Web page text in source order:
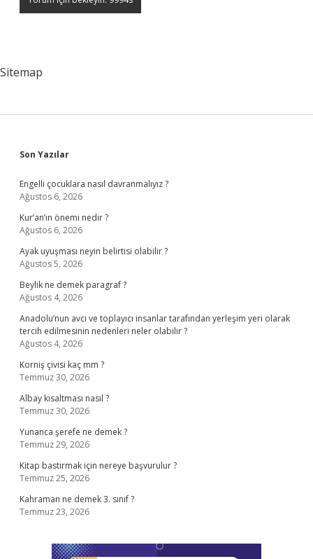
Sitemap
Sidebar
Son Yazılar
Engelli çocuklara nasıl davranmalıyız ?
Ağustos 6, 2026
Kur’an’ın önemi nedir ?
Ağustos 6, 2026
Ayak uyuşması neyin belirtisi olabilir ?
Ağustos 5, 2026
Beylik ne demek paragraf ?
Ağustos 4, 2026
Anadolu’nun avcı ve toplayıcı insanlar tarafından yerleşim yeri olarak
tercih edilmesinin nedenleri neler olabilir ?
Ağustos 4, 2026
Korniş çivisi kaç mm ?
Temmuz 30, 2026
Albay kısaltması nasıl ?
Temmuz 30, 2026
Yunanca şerefe ne demek ?
Temmuz 29, 2026
Kitap bastırmak için nereye başvurulur ?
Temmuz 25, 2026
Kahraman ne demek 3. sınıf ?
Temmuz 23, 2026